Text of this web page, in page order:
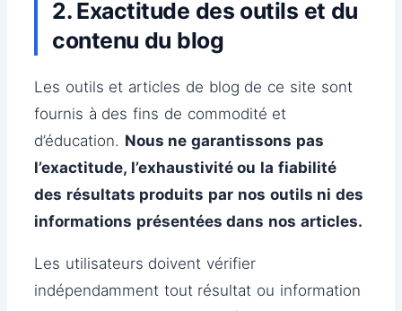
2. Exactitude des outils et du
contenu du blog
Les outils et articles de blog de ce site sont
fournis à des fins de commodité et
d’éducation. Nous ne garantissons pas
l’exactitude, l’exhaustivité ou la fiabilité
des résultats produits par nos outils ni des
informations présentées dans nos articles.
Les utilisateurs doivent vérifier
indépendamment tout résultat ou information